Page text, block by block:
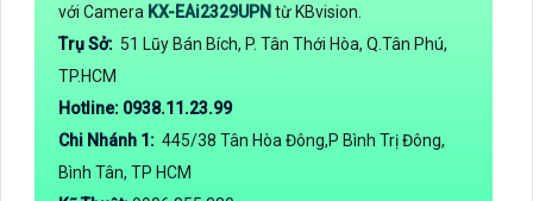
với Camera KX-EAi2329UPN từ KBvision.
Trụ Sở: 51 Lũy Bán Bích, P. Tân Thới Hòa, Q.Tân Phú,
TP.HCM
Hotline: 0938.11.23.99
Chi Nhánh 1: 445/38 Tân Hòa Đông,P Bình Trị Đông,
Bình Tân, TP HCM